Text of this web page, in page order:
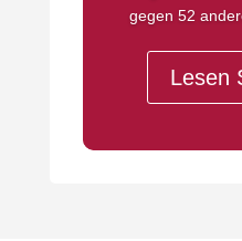
gegen 52
Lesen